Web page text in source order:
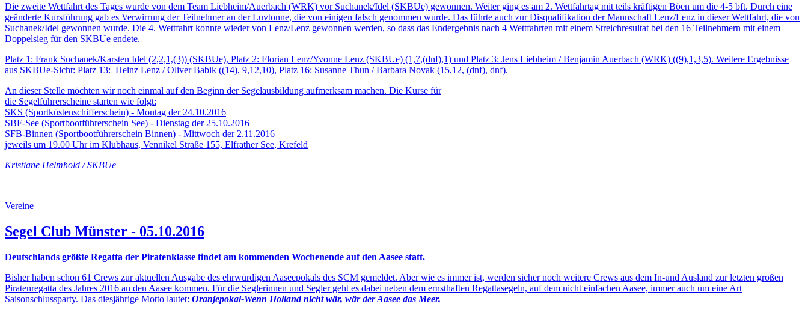
Die zweite Wettfahrt des Tages wurde von dem Team Liebheim/Auerbach (WRK) vor Suchanek/Idel (SKBUe) gewonnen. Weiter ging es am 2. Wettfahrtag mit teils kräftigen Böen um die 4-5 bft. Durch eine
geänderte Kursführung gab es Verwirrung der Teilnehmer an der Luvtonne, die von einigen falsch genommen wurde. Das führte auch zur Disqualifikation der Mannschaft Lenz/Lenz in dieser Wettfahrt, die von
Suchanek/Idel gewonnen wurde. Die 4. Wettfahrt konnte wieder von Lenz/Lenz gewonnen werden, so dass das Endergebnis nach 4 Wettfahrten mit einem Streichresultat bei den 16 Teilnehmern mit einem
Doppelsieg für den SKBUe endete.
Platz 1: Frank Suchanek/Karsten Idel (2,2,1,(3)) (SKBUe), Platz 2: Florian Lenz/Yvonne Lenz (SKBUe) (1,7,(dnf),1) und Platz 3: Jens Liebheim / Benjamin Auerbach (WRK) ((9),1,3,5). Weitere Ergebnisse
aus SKBUe-Sicht: Platz 13: Heinz Lenz / Oliver Babik ((14), 9,12,10), Platz 16: Susanne Thun / Barbara Novak (15,12, (dnf), dnf).
An dieser Stelle möchten wir noch einmal auf den Beginn der Segelausbildung aufmerksam machen. Die Kurse für
die Segelführerscheine starten wie folgt:
SKS (Sportküstenschifferschein) - Montag der 24.10.2016
SBF-See (Sportbootführerschein See) - Dienstag der 25.10.2016
SFB-Binnen (Sportbootführerschein Binnen) - Mittwoch der 2.11.2016
jeweils um 19.00 Uhr im Klubhaus, Vennikel Straße 155, Elfrather See, Krefeld
Kristiane Helmhold / SKBUe
Vereine
Segel Club Münster - 05.10.2016
Deutschlands größte Regatta der Piratenklasse findet am kommenden Wochenende auf den Aasee statt.
Bisher haben schon 61 Crews zur aktuellen Ausgabe des ehrwürdigen Aaseepokals des SCM gemeldet. Aber wie es immer ist, werden sicher noch weitere Crews aus dem In-und Ausland zur letzten großen
Piratenregatta des Jahres 2016 an den Aasee kommen. Für die Seglerinnen und Segler geht es dabei neben dem ernsthaften Regattasegeln, auf dem nicht einfachen Aasee, immer auch um eine Art
Saisonschlussparty. Das diesjährige Motto lautet: Oranjepokal-Wenn Holland nicht wär, wär der Aasee das Meer.